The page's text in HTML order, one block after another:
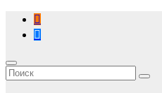
Перейти
содержимому